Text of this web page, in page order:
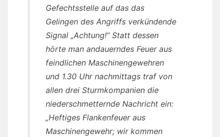
Gefechtsstelle auf das das
Gelingen des Angriffs verkündende
Signal „Achtung!“ Statt dessen
hörte man andauerndes Feuer aus
feindlichen Maschinengewehren
und 1.30 Uhr nachmittags traf von
allen drei Sturmkompanien die
niederschmetternde Nachricht ein:
„Heftiges Flankenfeuer aus
Maschinengewehr; wir kommen